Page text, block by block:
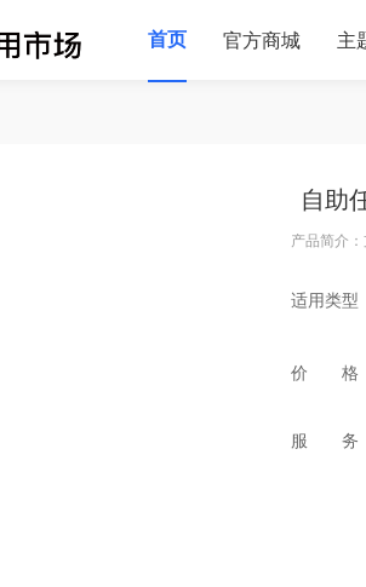
首页 官方商城 主
自助
产品简介
适用类型
价 格
服 务